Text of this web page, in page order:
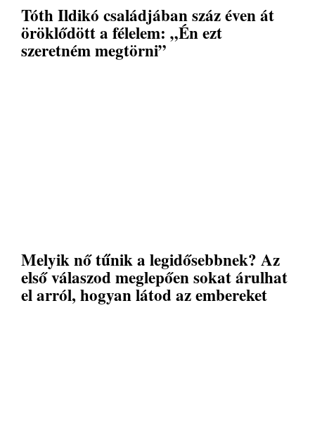
Tóth Ildikó családjában száz éven át
öröklődött a félelem: „Én ezt
szeretném megtörni”
Melyik nő tűnik a legidősebbnek? Az
első válaszod meglepően sokat árulhat
el arról, hogyan látod az embereket